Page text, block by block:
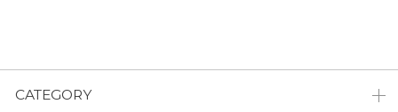
CATEGORY